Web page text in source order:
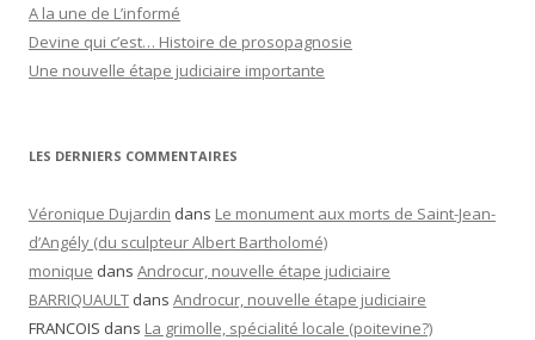
A la une de L’informé
Devine qui c’est… Histoire de prosopagnosie
Une nouvelle étape judiciaire importante
LES DERNIERS COMMENTAIRES
Véronique Dujardin dans Le monument aux morts de Saint-Jean-
d’Angély (du sculpteur Albert Bartholomé)
monique dans Androcur, nouvelle étape judiciaire
BARRIQUAULT dans Androcur, nouvelle étape judiciaire
FRANCOIS dans La grimolle, spécialité locale (poitevine?)